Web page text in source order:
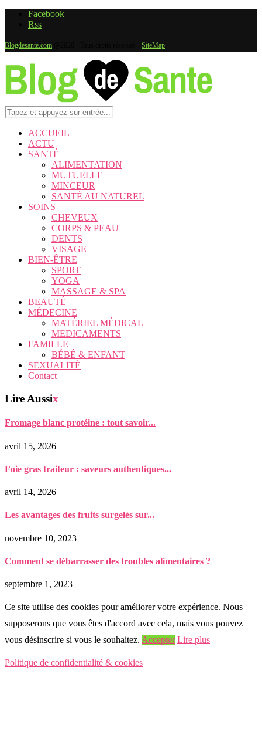
Facebook
Rss
Blogdesante.com SiteMap
ACCUEIL
ACTU
SANTÉ
ALIMENTATION
MUTUELLE
MINCEUR
SANTÉ AU NATUREL
SOINS
CHEVEUX
CORPS & PEAU
DENTS
VISAGE
BIEN-ÊTRE
SPORT
YOGA
MASSAGE & SPA
BEAUTÉ
MÉDECINE
MATÉRIEL MÉDICAL
MEDICAMENTS
FAMILLE
BÉBÉ & ENFANT
SEXUALITÉ
Contact
Lire Aussix
Fromage blanc protéine : tout savoir...
avril 15, 2026
Foie gras traiteur : saveurs authentiques...
avril 14, 2026
Les avantages des fruits surgelés sur...
novembre 10, 2023
Comment se débarrasser des troubles alimentaires ?
septembre 1, 2023
Ce site utilise des cookies pour améliorer votre expérience. Nous
supposerons que vous êtes d'accord avec cela, mais vous pouvez
vous désinscrire si vous le souhaitez. Accepter Lire plus
Politique de confidentialité & cookies